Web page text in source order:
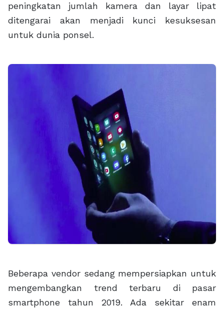
peningkatan jumlah kamera dan layar lipat
ditengarai akan menjadi kunci kesuksesan
untuk dunia ponsel.
Beberapa vendor sedang mempersiapkan untuk
mengembangkan trend terbaru di pasar
smartphone tahun 2019. Ada sekitar enam